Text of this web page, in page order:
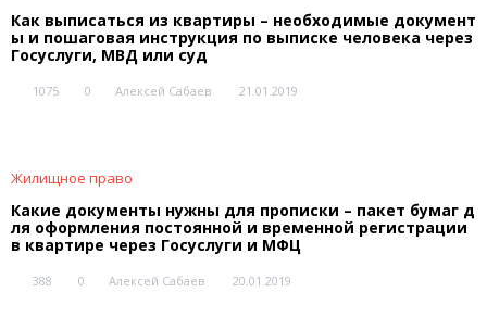
Как выписаться из квартиры – необходимые документ
ы и пошаговая инструкция по выписке человека через
Госуслуги, МВД или суд
1075 0 Алексей Сабаев 21.01.2019
Жилищное право
Какие документы нужны для прописки – пакет бумаг д
ля оформления постоянной и временной регистрации
в квартире через Госуслуги и МФЦ
388 0 Алексей Сабаев 20.01.2019